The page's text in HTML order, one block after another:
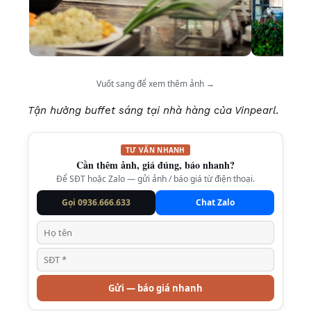
Vuốt sang để xem thêm ảnh →
Tận hưởng buffet sáng tại nhà hàng của Vinpearl.
TƯ VẤN NHANH
Cần thêm ảnh, giá đúng, báo nhanh?
Để SĐT hoặc Zalo — gửi ảnh / báo giá từ điện thoại.
Gọi 0936.666.633
Chat Zalo
Gửi — báo giá nhanh